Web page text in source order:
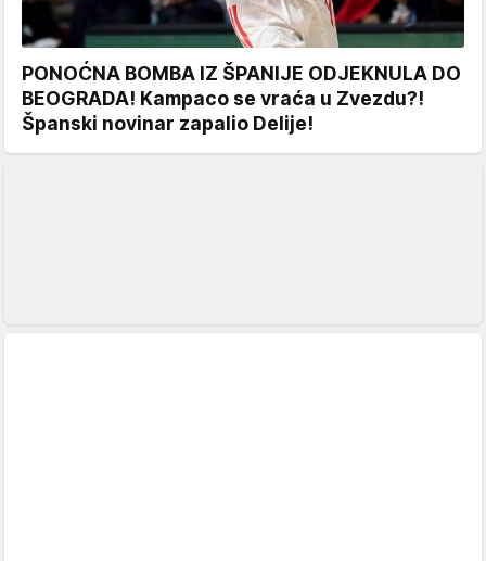
PONOĆNA BOMBA IZ ŠPANIJE ODJEKNULA DO
BEOGRADA! Kampaco se vraća u Zvezdu?!
Španski novinar zapalio Delije!